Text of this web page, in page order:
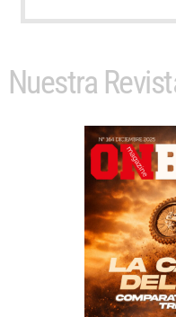
Nuestra